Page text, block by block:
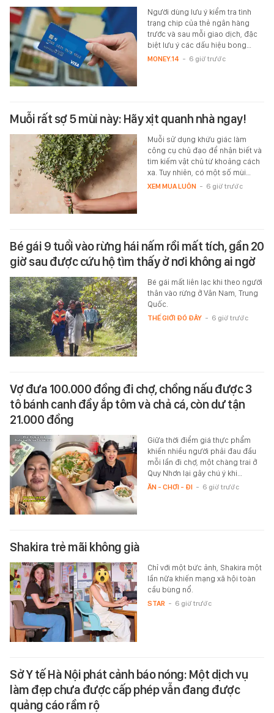
Người dùng lưu ý kiểm tra tình
trạng chip của thẻ ngân hàng
trước và sau mỗi giao dịch, đặc
biệt lưu ý các dấu hiệu bong…
MONEY.14 - 6 giờ trước
Muỗi rất sợ 5 mùi này: Hãy xịt quanh nhà ngay!
Muỗi sử dụng khứu giác làm
công cụ chủ đạo để nhận biết và
tìm kiếm vật chủ từ khoảng cách
xa. Tuy nhiên, có một số mùi…
XEM MUA LUÔN - 6 giờ trước
Bé gái 9 tuổi vào rừng hái nấm rồi mất tích, gần 20
giờ sau được cứu hộ tìm thấy ở nơi không ai ngờ
Bé gái mất liên lạc khi theo người
thân vào rừng ở Vân Nam, Trung
Quốc.
THẾ GIỚI ĐÓ ĐÂY - 6 giờ trước
Vợ đưa 100.000 đồng đi chợ, chồng nấu được 3
tô bánh canh đầy ắp tôm và chả cá, còn dư tận
21.000 đồng
Giữa thời điểm giá thực phẩm
khiến nhiều người phải đau đầu
mỗi lần đi chợ, một chàng trai ở
Quy Nhơn lại gây chú ý khi…
ĂN - CHƠI - ĐI - 6 giờ trước
Shakira trẻ mãi không già
Chỉ với một bức ảnh, Shakira một
lần nữa khiến mạng xã hội toàn
cầu bùng nổ.
STAR - 6 giờ trước
Sở Y tế Hà Nội phát cảnh báo nóng: Một dịch vụ
làm đẹp chưa được cấp phép vẫn đang được
quảng cáo rầm rộ